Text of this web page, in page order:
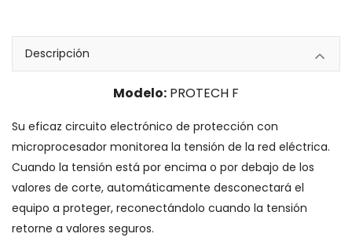
Descripción
Modelo: PROTECH F
Su eficaz circuito electrónico de protección con
microprocesador monitorea la tensión de la red eléctrica.
Cuando la tensión está por encima o por debajo de los
valores de corte, automáticamente desconectará el
equipo a proteger, reconectándolo cuando la tensión
retorne a valores seguros.